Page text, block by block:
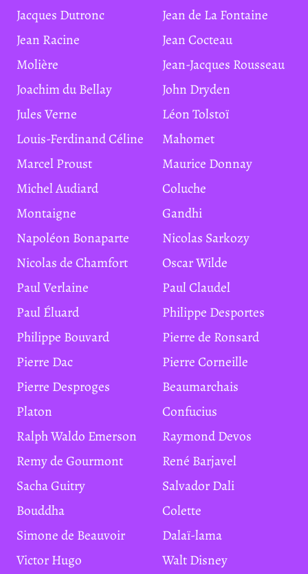
Jacques Dutronc
Jean de La Fontaine
Jean Racine
Jean Cocteau
Molière
Jean-Jacques Rousseau
Joachim du Bellay
John Dryden
Jules Verne
Léon Tolstoï
Louis-Ferdinand Céline
Mahomet
Marcel Proust
Maurice Donnay
Michel Audiard
Coluche
Montaigne
Gandhi
Napoléon Bonaparte
Nicolas Sarkozy
Nicolas de Chamfort
Oscar Wilde
Paul Verlaine
Paul Claudel
Paul Éluard
Philippe Desportes
Philippe Bouvard
Pierre de Ronsard
Pierre Dac
Pierre Corneille
Pierre Desproges
Beaumarchais
Platon
Confucius
Ralph Waldo Emerson
Raymond Devos
Remy de Gourmont
René Barjavel
Sacha Guitry
Salvador Dali
Bouddha
Colette
Simone de Beauvoir
Dalaï-lama
Victor Hugo
Walt Disney